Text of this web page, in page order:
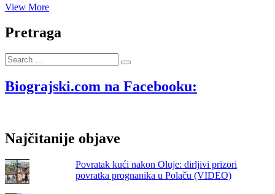
View MoreO
na
Moru
emisiji
Nove
Pretraga
Search
…
Biograjski.com na Facebooku:
Najčitanije objave
Povratak kući nakon Oluje: dirljivi prizori
povratka prognanika u Polaču (VIDEO)